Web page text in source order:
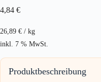
4,84 €
26,89 € / kg
inkl. 7 % MwSt.
Produktbeschreibung